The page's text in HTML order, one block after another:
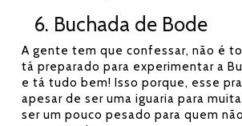
6. Buchada de Bode
A gente tem que confessar, não é
tá preparado para experimentar a
e tá tudo bem! Isso porque, esse
apesar de ser uma iguaria para
ser um pouco pesado para quem